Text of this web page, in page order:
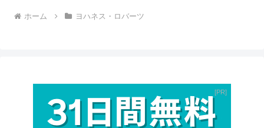
ホーム ヨハネス・ロバーツ
PR